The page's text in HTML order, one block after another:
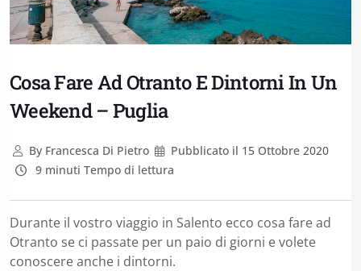
Cosa Fare Ad Otranto E Dintorni In Un
Weekend – Puglia
ByFrancesca Di Pietro Pubblicato il 15 Ottobre 2020
9 minuti Tempo di lettura
Durante il vostro viaggio in Salento ecco cosa fare ad
Otranto se ci passate per un paio di giorni e volete
conoscere anche i dintorni.